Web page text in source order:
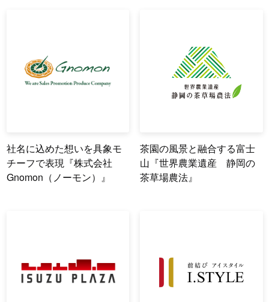
社名に込めた想いを具象モ
チーフで表現『株式会社
Gnomon（ノーモン）』
茶園の風景と融合する富士
山『世界農業遺産 静岡の
茶草場農法』